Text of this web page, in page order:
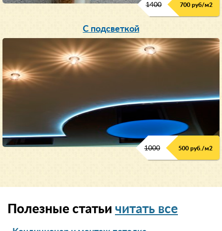
1400 700 руб/м2
С подсветкой
1000 500 руб./м2
Полезные статьи читать все